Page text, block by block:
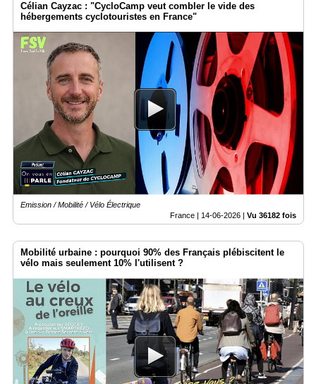
Célian Cayzac : "CycloCamp veut combler le vide des
hébergements cyclotouristes en France"
Emission / Mobilité / Vélo Électrique
France | 14-06-2026 Vu 36182 fois
Mobilité urbaine : pourquoi 90% des Français plébiscitent le
vélo mais seulement 10% l'utilisent ?